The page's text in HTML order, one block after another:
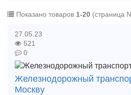
Показано товаров 1-20 (страница
27.05.23
521
0
Железнодорожный
Москву